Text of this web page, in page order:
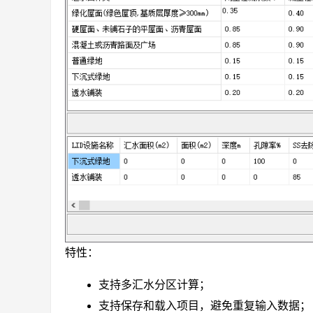
特性：
支持多汇水分区计算；
支持保存和载入项目，避免重复输入数据；